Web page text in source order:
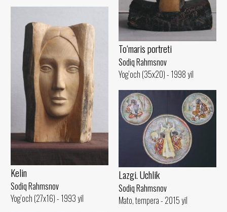
To‘maris portreti
Sodiq Rahmsnov
Yog‘och (35x20) - 1998 yil
Kelin
Sodiq Rahmsnov
Yog‘och (27x16) - 1993 yil
Lazgi. Uchlik
Sodiq Rahmsnov
Mato, tempera - 2015 yil